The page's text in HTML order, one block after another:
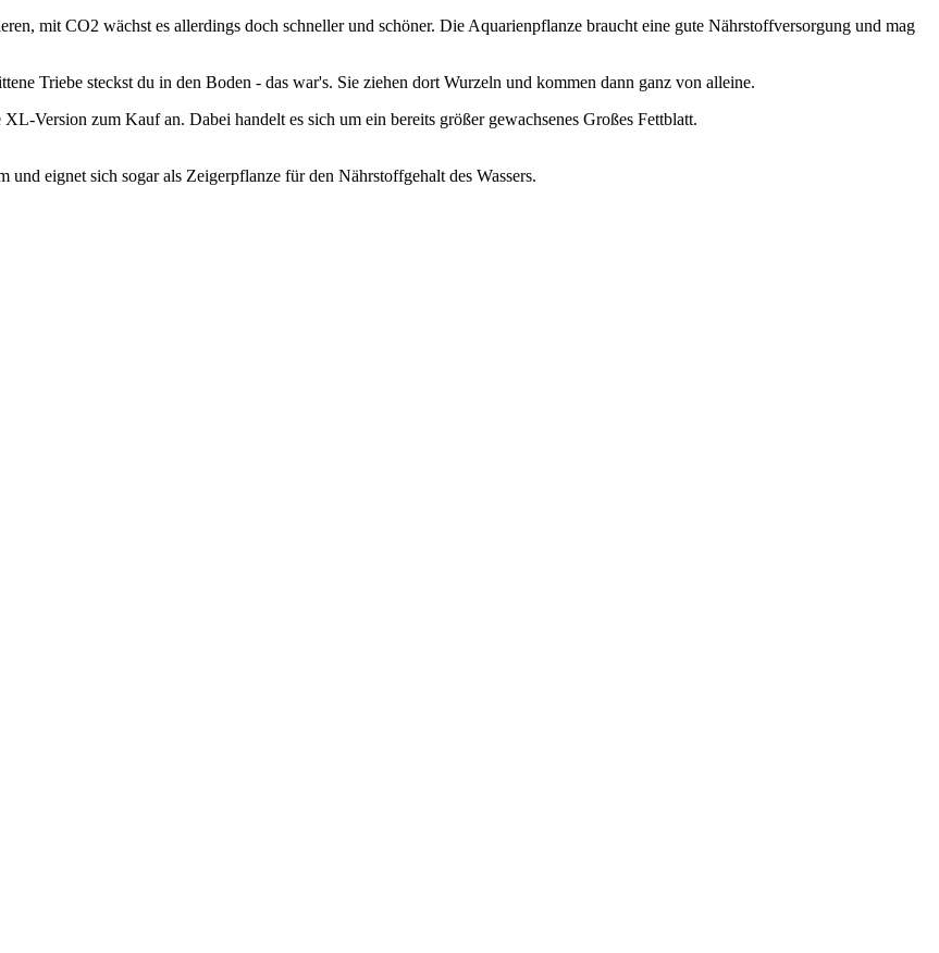
mit CO2 wächst es allerdings doch schneller und schöner. Die Aquarienpflanze braucht eine gute Nährstoffversorgung und mag
Triebe steckst du in den Boden - das war's. Sie ziehen dort Wurzeln und kommen dann ganz von alleine.
Version zum Kauf an. Dabei handelt es sich um ein bereits größer gewachsenes Großes Fettblatt.
eignet sich sogar als Zeigerpflanze für den Nährstoffgehalt des Wassers.